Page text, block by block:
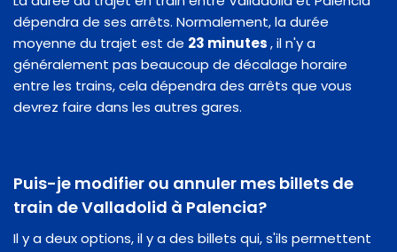
dépendra de ses arrêts. Normalement, la durée
moyenne du trajet est de 23 minutes, il n'y a
généralement pas beaucoup de décalage horaire
entre les trains, cela dépendra des arrêts que vous
devrez faire dans les autres gares.
Puis-je modifier ou annuler mes billets de
train de Valladolid à Palencia?
Il y a deux options, il y a des billets qui, s'ils permettent